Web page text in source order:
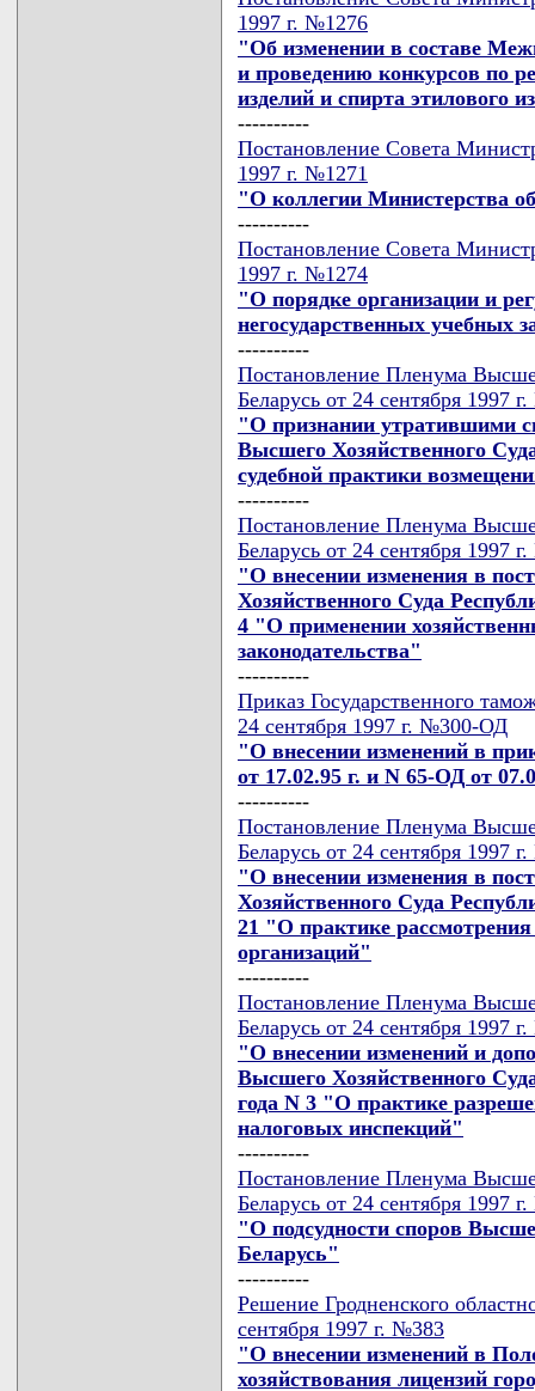
1997 г. №1276
"Об изменении в составе
и проведению конкурсов по
изделий и спирта этилового
----------
Постановление Совета
1997 г. №1271
"О коллегии Министерства
----------
Постановление Совета
1997 г. №1274
"О порядке организации и
негосударственных учебных
----------
Постановление Пленума
Беларусь от 24 сентября 1997
"О признании утратившими
Высшего Хозяйственного
судебной практики
----------
Постановление Пленума
Беларусь от 24 сентября 1997
"О внесении изменения в
Хозяйственного Суда
4 "О применении
законодательства"
----------
Приказ Государственного
24 сентября 1997 г. №300-ОД
"О внесении изменений в
от 17.02.95 г. и N 65-ОД от
----------
Постановление Пленума
Беларусь от 24 сентября 1997
"О внесении изменения в
Хозяйственного Суда
21 "О практике
организаций"
----------
Постановление Пленума
Беларусь от 24 сентября 1997
"О внесении изменений и
Высшего Хозяйственного
года N 3 "О практике
налоговых инспекций"
----------
Постановление Пленума
Беларусь от 24 сентября 1997
"О подсудности споров
Беларусь"
----------
Решение Гродненского
сентября 1997 г. №383
"О внесении изменений в
хозяйствования лицензий